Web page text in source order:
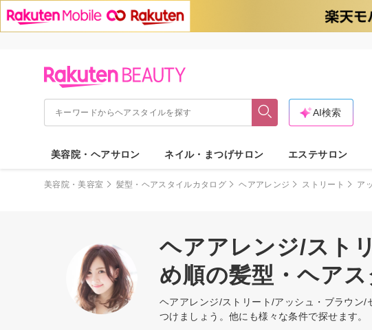
AI検索
美容院・ヘアサロン ネイル・まつげサロン エステサロン
美容院・美容室 髪型・ヘアスタイルカタログ ヘアアレンジ ストリート ア
ヘアアレンジ/スト
め順の髪型・ヘア
ヘアアレンジ/ストリート/アッシュ・ブラウン
つけましょう。他にも様々な条件で探せます。